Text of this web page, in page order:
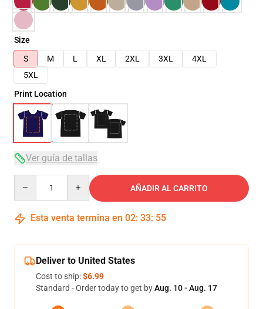
Size
S
M L XL 2XL 3XL
4XL
5XL
Print Location
Ver guía de tallas
AÑADIR AL CARRITO
Esta venta termina en 02: 33: 54
Deliver to United States
Cost to ship:$6.99
Standard - Order today to get byAug. 10 - Aug. 17